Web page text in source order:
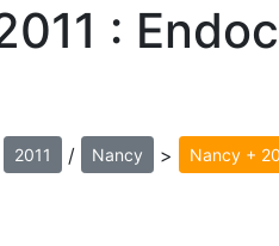
:
2011 / Nancy > Nancy +